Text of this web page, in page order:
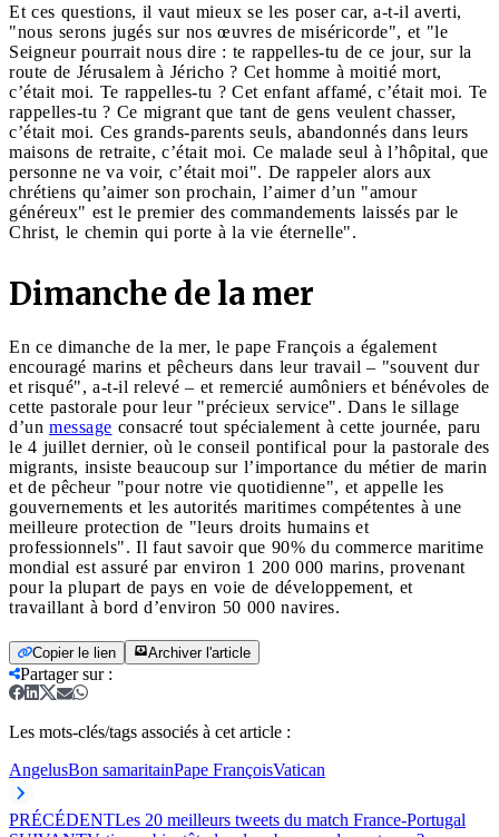
Et ces questions, il vaut mieux se les poser car, a-t-il averti,
"nous serons jugés sur nos œuvres de miséricorde", et "le
Seigneur pourrait nous dire : te rappelles-tu de ce jour, sur la
route de Jérusalem à Jéricho ? Cet homme à moitié mort,
c’était moi. Te rappelles-tu ? Cet enfant affamé, c’était moi. Te
rappelles-tu ? Ce migrant que tant de gens veulent chasser,
c’était moi. Ces grands-parents seuls, abandonnés dans leurs
maisons de retraite, c’était moi. Ce malade seul à l’hôpital, que
personne ne va voir, c’était moi". De rappeler alors aux
chrétiens qu’aimer son prochain, l’aimer d’un "amour
généreux" est le premier des commandements laissés par le
Christ, le chemin qui porte à la vie éternelle".
Dimanche de la mer
En ce dimanche de la mer, le pape François a également
encouragé marins et pêcheurs dans leur travail – "souvent dur
et risqué", a-t-il relevé – et remercié aumôniers et bénévoles de
cette pastorale pour leur "précieux service". Dans le sillage
d’un message consacré tout spécialement à cette journée, paru
le 4 juillet dernier, où le conseil pontifical pour la pastorale des
migrants, insiste beaucoup sur l’importance du métier de marin
et de pêcheur "pour notre vie quotidienne", et appelle les
gouvernements et les autorités maritimes compétentes à une
meilleure protection de "leurs droits humains et
professionnels". Il faut savoir que 90% du commerce maritime
mondial est assuré par environ 1 200 000 marins, provenant
pour la plupart de pays en voie de développement, et
travaillant à bord d’environ 50 000 navires.
Copier le lien Archiver l'article
Partager sur:
Les mots-clés/tags associés à cet article :
AngelusBon samaritainPape FrançoisVatican
PRÉCÉDENTLes 20 meilleurs tweets du match France-Portugal